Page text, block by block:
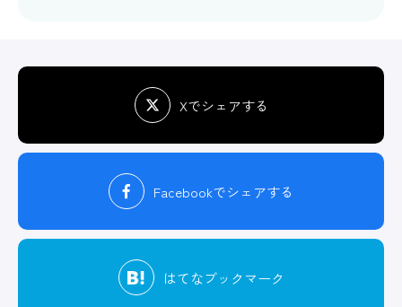
Xでシェアする
Facebookでシェアする
はてなブックマーク